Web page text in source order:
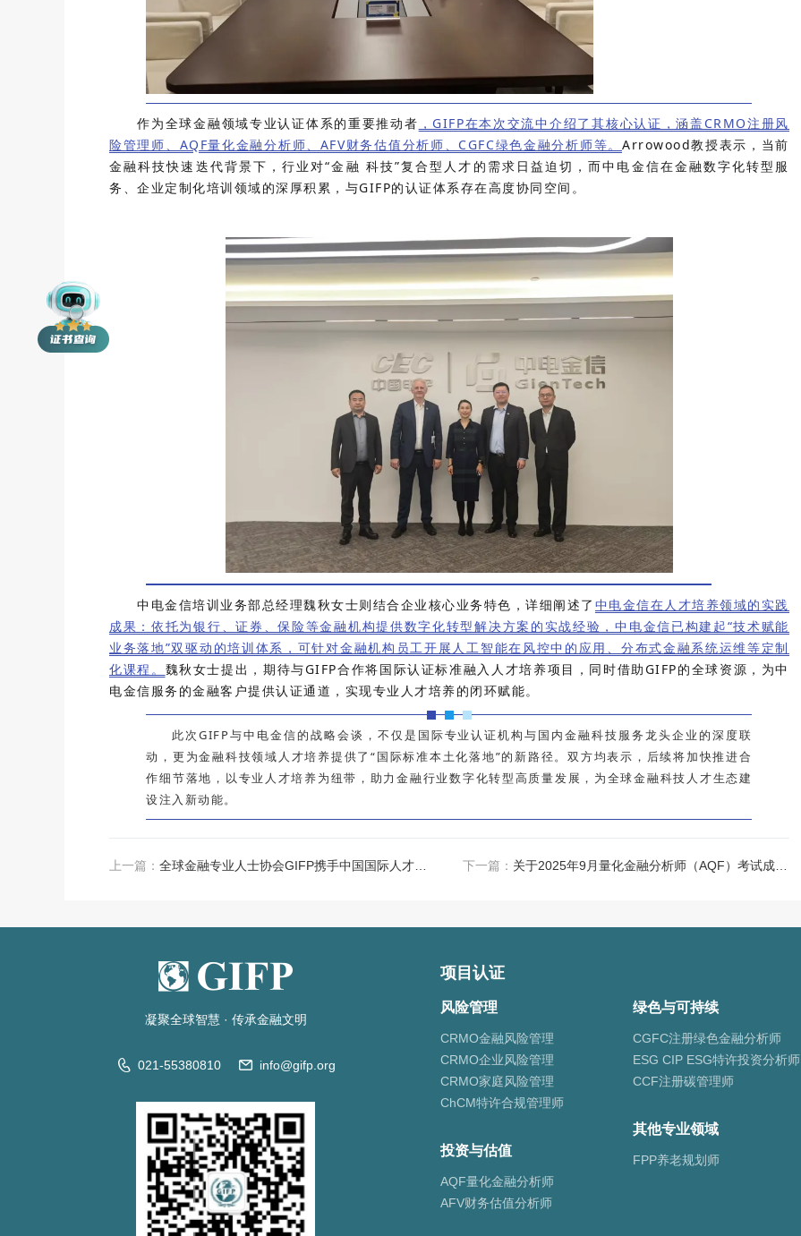
作为全球金融领域专业认证体系的重要推动者 ，GIFP在本次交流中介绍了其核心认证，涵盖CRMO注册风
险管理师、AQF量化金融分析师、AFV财务估值分析师、CGFC绿色金融分析师等。 Arrowood教授表示，当前
金融科技快速迭代背景下，行业对“金融 科技”复合型人才的需求日益迫切，而中电金信在金融数字化转型服
务、企业定制化培训领域的深厚积累，与GIFP的认证体系存在高度协同空间。
中电金信培训业务部总经理魏秋女士则结合企业核心业务特色，详细阐述了 中电金信在人才培养领域的实践
成果：依托为银行、证券、保险等金融机构提供数字化转型解决方案的实战经验，中电金信已构建起“技术赋能
业务落地”双驱动的培训体系，可针对金融机构员工开展人工智能在风控中的应用、分布式金融系统运维等定制
化课程。 魏秋女士提出，期待与GIFP合作将国际认证标准融入人才培养项目，同时借助GIFP的全球资源，为中
电金信服务的金融客户提供认证通道，实现专业人才培养的闭环赋能。
此次GIFP与中电金信的战略会谈，不仅是国际专业认证机构与国内金融科技服务龙头企业的深度联
动，更为金融科技领域人才培养提供了“国际标准本土化落地”的新路径。双方均表示，后续将加快推进合
作细节落地，以专业人才培养为纽带，助力金融行业数字化转型高质量发展，为全球金融科技人才生态建
设注入新动能。
上一篇： 全球金融专业人士协会GIFP携手中国国际人才交流基金会会谈·共探人才培养新路径 下一篇： 关于2025年9月量化金融分析师（AQF）考试成绩发布及证书申请通知
凝聚全球智慧· 传承金融文明
021-55380810 info@gifp.org
项目认证
风险管理
CRMO金融风险管理
CRMO企业风险管理
CRMO家庭风险管理
ChCM特许合规管理师
投资与估值
AQF量化金融分析师
AFV财务估值分析师
绿色与可持续
CGFC注册绿色金融分析师
ESG CIP ESG特许投资分析师
CCF注册碳管理师
其他专业领域
FPP养老规划师